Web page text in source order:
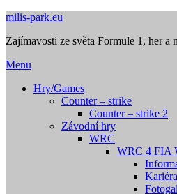
Přejdi
obsah
milis-park.eu
Zajímavosti ze světa Formule 1, her a
Menu
Hry/Games
Counter – strike
Counter – strike 2
Závodní hry
WRC
WRC 4 FIA
Kariéra